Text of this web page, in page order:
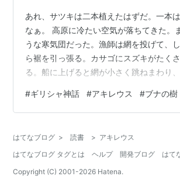
あれ、サツキは二本植えたはずだ。一本
なぁ。 高原に冷たい空気が落ちてきた。
うな寒気団だった。漁師は網を投げて、
ら裾を引っ張る。カサゴにスズキがたく
る。船に上げると網が小さく跳ねまわり
の気配がすべて網に持っていかれてしまう
年は何度、空から投網がされたのだろう
エンジン付きの刈払い機で、何度刈ったこ
かし雑草魂だ。すぐにぼうぼうになってし
寒気には降参か、すっかり枯れてしまっ
#ギリシャ神話 #アキレウス #ブナの樹
はてなブログ > 読書 > アキレウス
はてなブログ タグとは
ヘルプ 開発ブログ
はて
Copyright (C) 2001-2026 Hatena.